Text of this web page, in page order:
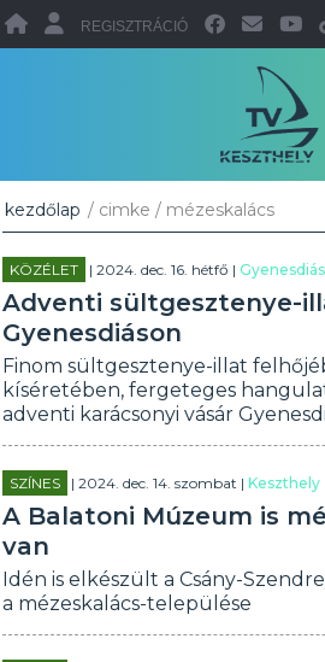
REGISZTRÁCIÓ
kezdőlap / cimke / mézeskalács
KÖZÉLET | 2024. dec. 16. hétfő |Gyenesdiás
Adventi sültgesztenye-
Gyenesdiáson
Finom sültgesztenye-illat
kíséretében, fergeteges
adventi karácsonyi vásár
SZÍNES | 2024. dec. 14. szombat |Keszthely
A Balatoni Múzeum is
van
Idén is elkészült a Csány-
a mézeskalács-települése